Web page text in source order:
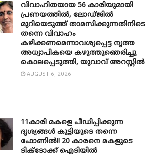
വിവാഹിതയായ 56 കാരിയുമായി
പ്രണയത്തിൽ, ലോഡ്ജിൽ
മുറിയെടുത്ത് താമസിക്കുന്നതിനിടെ
തന്നെ വിവാഹം
കഴിക്കണമെന്നാവശ്യപ്പെട്ട നൃത്ത
അധ്യാപികയെ കഴുത്തുഞെരിച്ചു
കൊലപ്പെടുത്തി, യുവാവ് അറസ്റ്റിൽ
AUGUST 6, 2026
11കാരി മകളെ പീഡിപ്പിക്കുന്ന
ദൃശ്യങ്ങൾ കുട്ടിയുടെ തന്നെ
ഫോണിൽ!! 20 കാരനെ മകളുടെ
ടിക്ടോക്ക് ഐടിയിൽ